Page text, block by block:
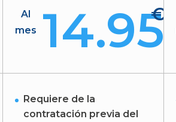
€
14.95
Al
mes
Requiere de la
contratación previa del